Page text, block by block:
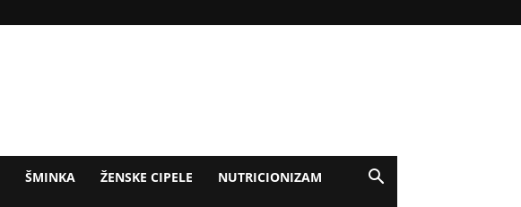
ŠMINKA ŽENSKE CIPELE NUTRICIONIZAM